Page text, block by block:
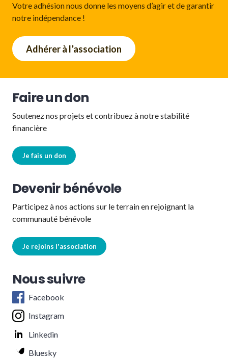
Votre adhésion nous donne les moyens d’agir et de garantir
notre indépendance !
Adhérer à l’association
Faire un don
Soutenez nos projets et contribuez à notre stabilité
financière
Je fais un don
Devenir bénévole
Participez à nos actions sur le terrain en rejoignant la
communauté bénévole
Je rejoins l'association
Nous suivre
Facebook
Instagram
Linkedin
Bluesky